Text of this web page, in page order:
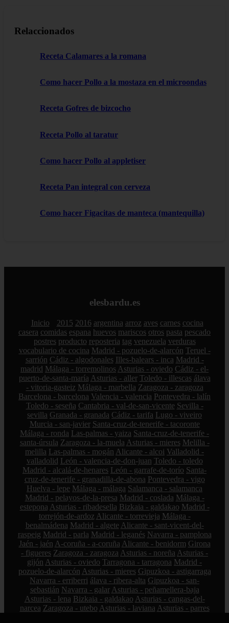
Relaccionados
Receta Calamares a la romana
Como hacer Pollo a la mostaza en el microondas
Receta Gofres de bizcocho
Receta Pollo al taratur
Como hacer Pollo al appletiser
Receta Pan integral con cerveza
Como hacer Figacitas de manteca (mantequilla)
elesbardu.es
Inicio 2015 2016 argentina arroz aves carnes cocina
casera comidas espana huevos mariscos otros pasta pescado
postres producto reposteria tag venezuela verduras
vocabulario de cocina Madrid - pozuelo-de-alarcón Teruel -
sarrión Cádiz - algodonales Illes-balears - inca Madrid -
madrid Málaga - torremolinos Asturias - oviedo Cádiz - el-
puerto-de-santa-maría Asturias - aller Toledo - illescas álava
- vitoria-gasteiz Málaga - marbella Zaragoza - zaragoza
Barcelona - barcelona Valencia - valencia Pontevedra - lalín
Toledo - seseña Cantabria - val-de-san-vicente Sevilla -
sevilla Granada - granada Cádiz - tarifa Lugo - viveiro
Murcia - san-javier Santa-cruz-de-tenerife - tacoronte
Málaga - ronda Las-palmas - yaiza Santa-cruz-de-tenerife -
santa-úrsula Zaragoza - la-muela Asturias - mieres Melilla -
melilla Las-palmas - mogán Alicante - alcoi Valladolid -
valladolid León - valencia-de-don-juan Toledo - toledo
Madrid - alcalá-de-henares León - garrafe-de-torío Santa-
cruz-de-tenerife - granadilla-de-abona Pontevedra - vigo
Huelva - lepe Málaga - málaga Salamanca - salamanca
Madrid - pelayos-de-la-presa Madrid - coslada Málaga -
estepona Asturias - ribadesella Bizkaia - galdakao Madrid -
torrejón-de-ardoz Alicante - torrevieja Málaga -
benalmádena Madrid - algete Alicante - sant-vicent-del-
raspeig Madrid - parla Madrid - leganés Navarra - pamplona
Jaén - jaén A-coruña - a-coruña Alicante - benidorm Girona
- figueres Zaragoza - zaragoza Asturias - noreña Asturias -
gijón Asturias - oviedo Tarragona - tarragona Madrid -
pozuelo-de-alarcón Asturias - mieres Gipuzkoa - astigarraga
Navarra - erriberri álava - ribera-alta Gipuzkoa - san-
sebastián Navarra - galar Asturias - peñamellera-baja
Asturias - lena Bizkaia - galdakao Asturias - cangas-del-
narcea Zaragoza - utebo Asturias - laviana Asturias - parres